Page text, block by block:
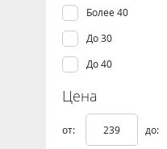
Тонизация и
Увлажнение и
Успокаивающее
Более 40
До 30
До 40
Цена
от: до: